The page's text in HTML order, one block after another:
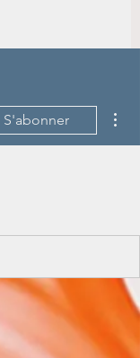
S'abonner